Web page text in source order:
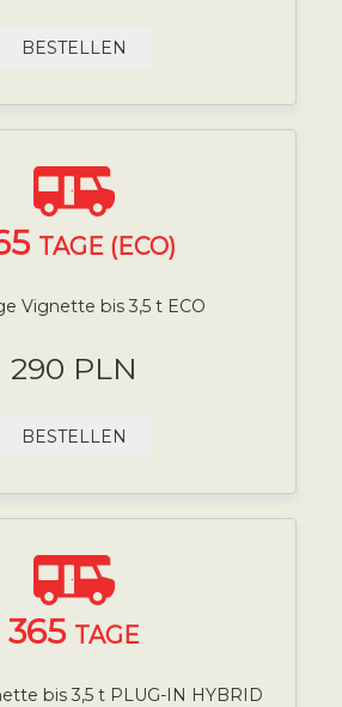
BESTELLEN
TAGE (ECO)
Vignette bis 3,5 t ECO
290 PLN
BESTELLEN
365 TAGE
bis 3,5 t PLUG-IN HYBRID